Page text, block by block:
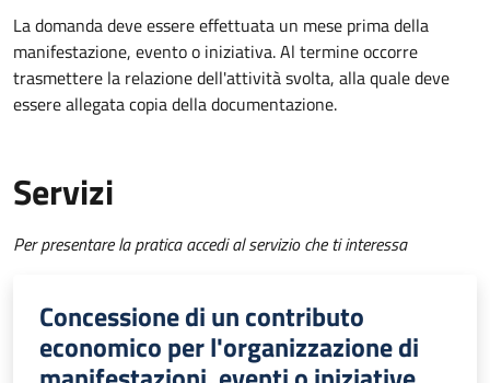
La domanda deve essere effettuata un mese prima della
manifestazione, evento o iniziativa. Al termine occorre
trasmettere la relazione dell'attività svolta, alla quale deve
essere allegata copia della documentazione.
Servizi
Per presentare la pratica accedi al servizio che ti interessa
Concessione di un contributo
economico per l'organizzazione di